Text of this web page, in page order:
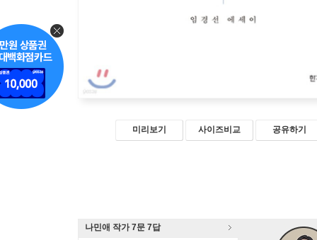
미리보기 사이즈비교 공유하기
나민애 작가 7문 7답